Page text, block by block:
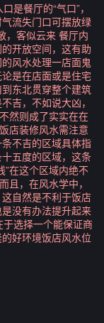
是餐厅的“气口”，
流失门口可摆放绿
，客似云来 餐厅内
开放空间，这有助
风水处理一店面鬼
是在店面或是住宅
东北贯穿整个建筑
吉，不如说大凶，
然则成了实实在在
店装修风水需注意
不吉的区域具体指
五度的区域，这条
”在这个区域内绝不
且，在风水学中，
自然是不利于饭店
没有办法提升起来
选择一个能保证商
好环境饭店风水位